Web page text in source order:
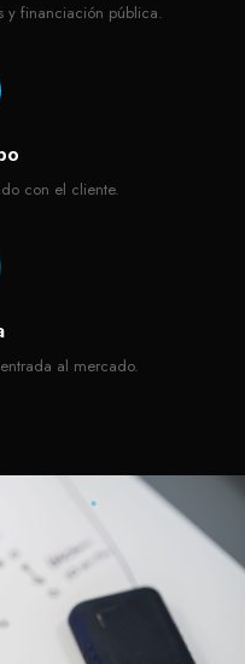
y financiación pública.
con el cliente.
al mercado.